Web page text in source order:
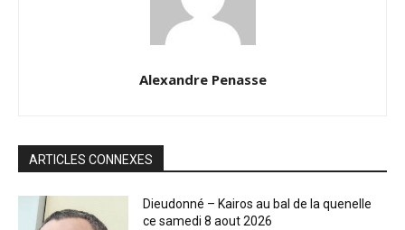
Alexandre Penasse
ARTICLES CONNEXES
Dieudonné – Kairos au bal de la quenelle
ce samedi 8 aout 2026